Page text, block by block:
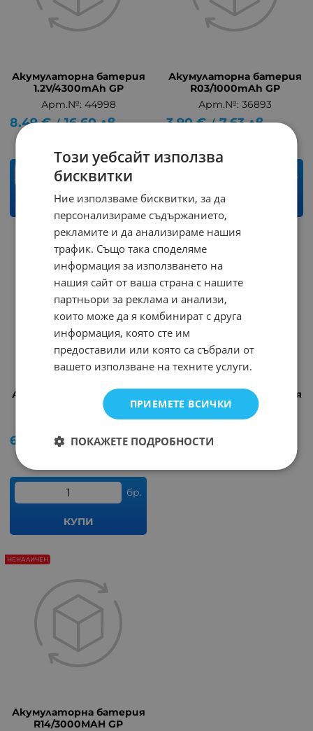
Акумулаторна батерия
1.2V/4300mAh GP
Арт.№: 44998
8.49 € / 16.60 лв.
бр.
КУПИ
Акумулаторна батерия
R03/1000mAh GP
Арт.№: 36893
3.90 € / 7.63 лв.
бр.
КУПИ
Акумулаторна батерия
1.2V/2100mAh GP 4/5A
Арт.№: 13258
6.39 / 12.50 лв.
бр.
КУПИ
Акумулаторна батерия
3.6V/600mAh Cameron
Арт.№: 252456
Акумулаторна батерия
R14/3000MAH GP
НЕНАЛИЧЕН
Този уебсайт използва
бисквитки
Ние използваме бисквитки, за да
персонализираме съдържанието,
рекламите и да анализираме нашия
трафик. Също така споделяме
информация за използването на
нашия сайт от ваша страна с нашите
партньори за реклама и анализи,
които може да я комбинират с друга
информация, която сте им
предоставили или която са събрали от
вашето използване на техните услуги.
ПРИЕМЕТЕ ВСИЧКИ
ПОКАЖЕТЕ ПОДРОБНОСТИ